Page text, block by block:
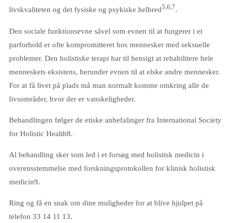
livskvaliteten og det fysiske og psykiske helbred5,6,7.
Den sociale funktionsevne såvel som evnen til at fungerer i et
parforhold er ofte kompromitteret hos mennesker med seksuelle
problemer. Den holistiske terapi har til hensigt at rehabilitere hele
menneskets eksistens, herunder evnen til at elske andre mennesker.
For at få livet på plads må man normalt komme omkring alle de
livsområder, hvor der er vanskeligheder.
Behandlingen følger de etiske anbefalinger fra International Society
for Holistic Health8.
Al behandling sker som led i et forsøg med holistisk medicin i
overensstemmelse med forskningsprotokollen for klinisk holistisk
medicin9.
Ring og få en snak om dine muligheder for at blive hjulpet på
telefon 33 14 11 13.